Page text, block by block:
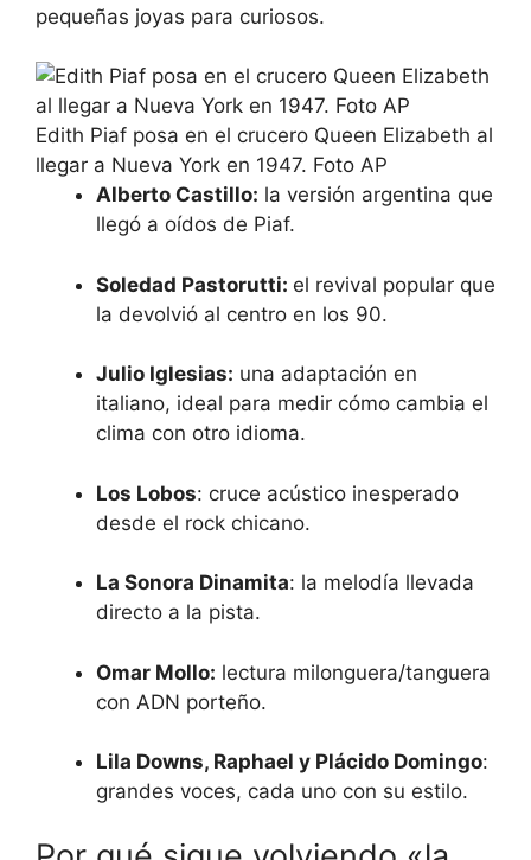
pequeñas joyas para curiosos.
Edith Piaf posa en el crucero Queen Elizabeth al
llegar a Nueva York en 1947. Foto AP
Alberto Castillo: la versión argentina que
llegó a oídos de Piaf.
Soledad Pastorutti: el revival popular que
la devolvió al centro en los 90.
Julio Iglesias: una adaptación en
italiano, ideal para medir cómo cambia el
clima con otro idioma.
Los Lobos: cruce acústico inesperado
desde el rock chicano.
La Sonora Dinamita: la melodía llevada
directo a la pista.
Omar Mollo: lectura milonguera/tanguera
con ADN porteño.
Lila Downs, Raphael y Plácido Domingo:
grandes voces, cada uno con su estilo.